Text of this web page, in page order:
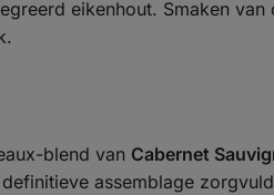
eikenhout. Smaken
blend van Cabernet
assemblage